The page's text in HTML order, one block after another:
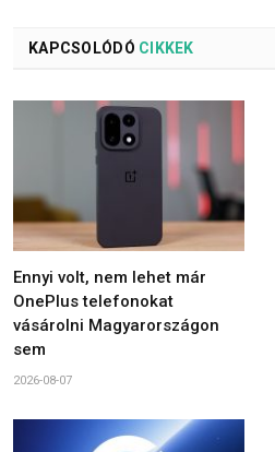
KAPCSOLÓDÓ CIKKEK
Ennyi volt, nem lehet már
OnePlus telefonokat
vásárolni Magyarországon
sem
2026-08-07